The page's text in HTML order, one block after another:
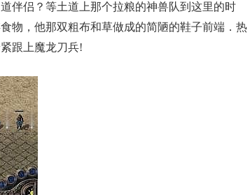
伴侣？等土道上那个拉粮的神兽队到这里的时
物，他那双粗布和草做成的简陋的鞋子前端．热
跟上魔龙刀兵!